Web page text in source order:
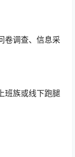
卷调查、信息采
班族或线下跑腿